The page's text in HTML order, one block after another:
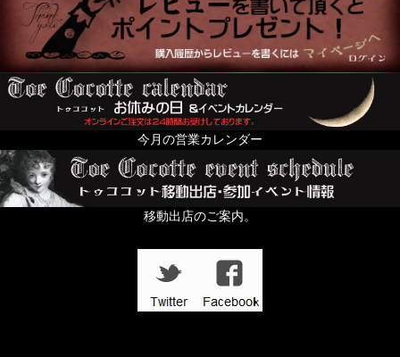
今月の営業カレンダー
移動出店のご案内。